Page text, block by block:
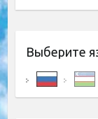
Выберите